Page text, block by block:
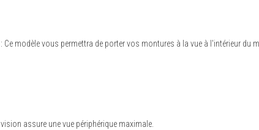
: Ce modèle vous permettra de porter vos montures à la vue à l'intérieur du
assure une vue périphérique maximale.